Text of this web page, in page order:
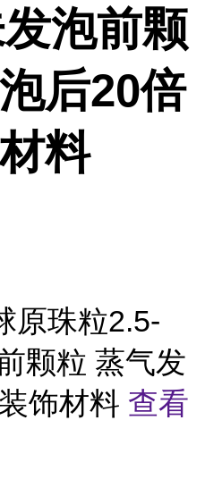
泡前颗
后20倍
料
原珠粒2.5-
颗粒 蒸气发
饰材料 查看